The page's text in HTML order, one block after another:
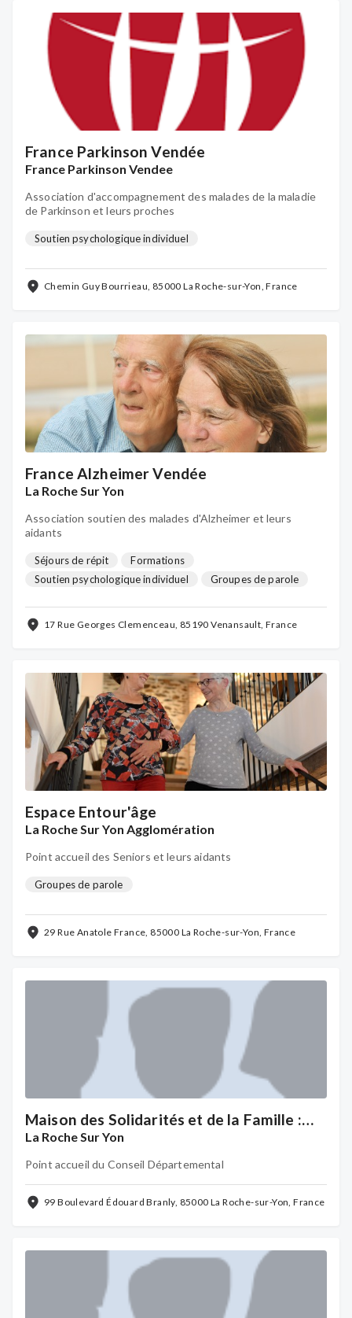
France Parkinson Vendée
France Parkinson Vendee
Association d'accompagnement des malades de la maladie
de Parkinson et leurs proches
Soutien psychologique individuel
Chemin Guy Bourrieau, 85000 La Roche-sur-Yon, France
France Alzheimer Vendée
La Roche Sur Yon
Association soutien des malades d'Alzheimer et leurs
aidants
Séjours de répit
Formations
Soutien psychologique individuel
Groupes de parole
17 Rue Georges Clemenceau, 85190 Venansault, France
Espace Entour'âge
La Roche Sur Yon Agglomération
Point accueil des Seniors et leurs aidants
Groupes de parole
29 Rue Anatole France, 85000 La Roche-sur-Yon, France
Maison des Solidarités et de la Famille :
Territoire Centre
La Roche Sur Yon
Point accueil du Conseil Départemental
99 Boulevard Édouard Branly, 85000 La Roche-sur-Yon, France